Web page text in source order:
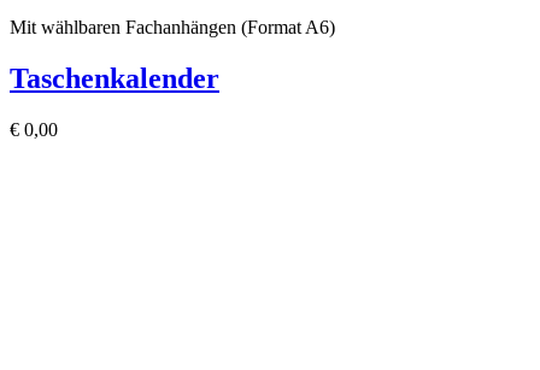
Mit wählbaren Fachanhängen (Format A6)
Taschenkalender
€ 0,00